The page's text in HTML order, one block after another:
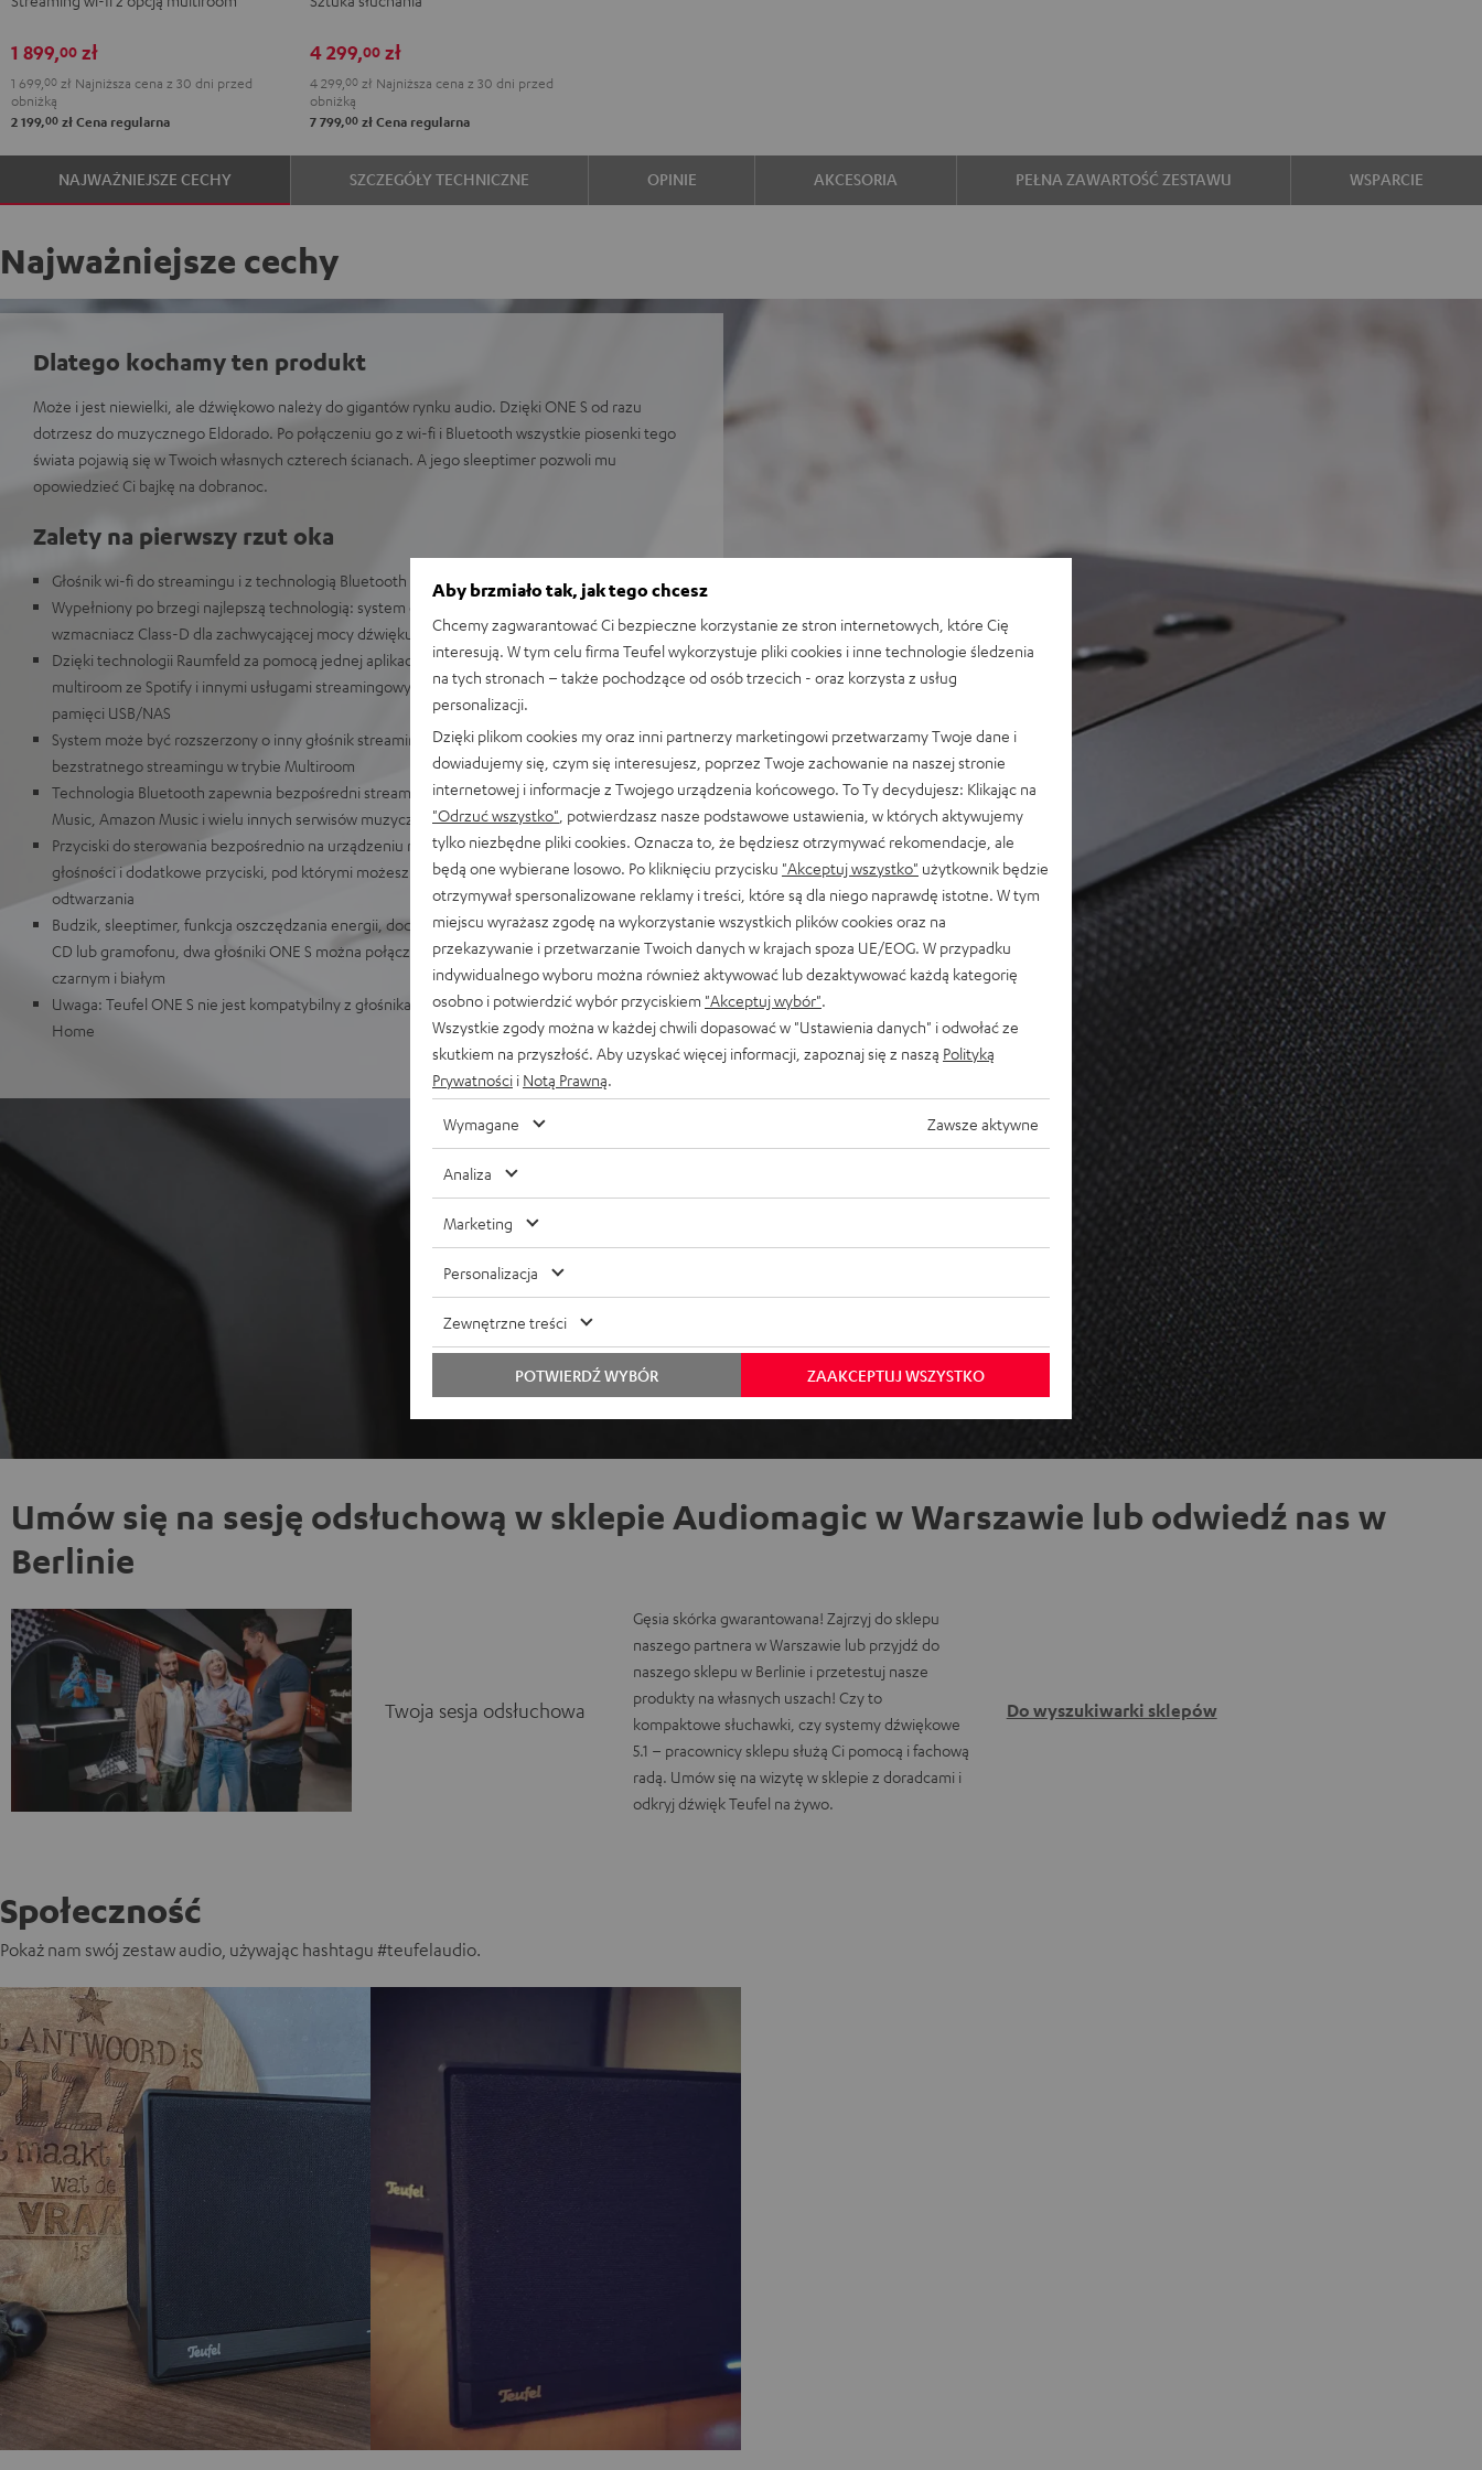
BlackWhite
1 899,00 zł
1 699, 00 zł Najniższa cena z 30 dni przed
obniżką
2 199,00 zł Cena regularna
BlackWhite
4 299,00zł
4 299, 00zł Najniższa cena z 30 dni przed
obniżką
7 799,00złCena regularna
NAJWAŻNIEJSZE CECHY SZCZEGÓŁY TECHNICZNE OPINIE AKCESORIA PEŁNA ZAWARTOŚĆ ZESTAWU WSPARCIE
Najważniejsze cechy
Dlatego kochamy ten produkt
Może i jest niewielki, ale dźwiękowo należy do gigantów rynku audio. Dzięki ONE S od razu
dotrzesz do muzycznego Eldorado. Po połączeniu go z wi-fi i Bluetooth wszystkie piosenki tego
świata pojawią się w Twoich własnych czterech ścianach. A jego sleeptimer pozwoli mu
opowiedzieć Ci bajkę na dobranoc.
Zalety na pierwszy rzut oka
Głośnik wi-fi do streamingu i z technologią Bluetooth
Wypełniony po brzegi najlepszą technologią: system dwudrożny, pasywne membrany basowe,
wzmacniacz Class-D dla zachwycającej mocy dźwięku
Dzięki technologii Raumfeld za pomocą jednej aplikacji sterujesz streamingiem wi-fii trybem
multiroom ze Spotify i innymi usługami streamingowymi, radiem internetowym i muzyką z
pamięci USB/NAS
System może być rozszerzony o inny głośnik streamingowy lub głośnik Raumfeld dla uzyskania
bezstratnego streamingu w trybie Multiroom
Technologia Bluetooth zapewnia bezpośredni streaming muzyki z takich usług jak Apple
Music, Amazon Music i wielu innych serwisów muzycznych
Przyciski do sterowania bezpośrednio na urządzeniu m.in. play/pauza, przewiń, poziom
głośności i dodatkowe przyciski, pod którymi możesz zapisać dobrowolne stacje radiowe i listy
odtwarzania
Budzik, sleeptimer, funkcja oszczędzania energii, dodatkowe wejście Line-In dla odtwarzacza
CD lub gramofonu, dwa głośniki ONE S można połączyć w parę stereo, dostępny w kolorze
czarnym i białym
Uwaga: Teufel ONE S nie jest kompatybilny z głośnikami z serii Teufel Home ani aplikacją Teufel
Home
Umów się na sesję odsłuchową w sklepie Audiomagic w Warszawie lub odwiedź nas w
Berlinie
Twoja sesja odsłuchowa
Gęsia skórka gwarantowana! Zajrzyj do sklepu
naszego partnera w Warszawie lub przyjdź do
naszego sklepu w Berlinie i przetestuj nasze
produkty na własnych uszach! Czy to
kompaktowe słuchawki, czy systemy dźwiękowe
5.1 – pracownicy sklepu służą Ci pomocą i fachową
radą. Umów się na wizytę w sklepie z doradcami i
odkryj dźwięk Teufel na żywo.
Do wyszukiwarki sklepów
Społeczność
Pokaż nam swój zestaw audio, używając hashtagu #teufelaudio.
Aby brzmiało tak, jak tego chcesz
Chcemy zagwarantować Ci bezpieczne korzystanie ze stron internetowych, które Cię
interesują. W tym celu firma Teufel wykorzystuje pliki cookies i inne technologie śledzenia
na tych stronach – także pochodzące od osób trzecich - oraz korzysta z usług
personalizacji.
Dzięki plikom cookies my oraz inni partnerzy marketingowi przetwarzamy Twoje dane i
dowiadujemy się, czym się interesujesz, poprzez Twoje zachowanie na naszej stronie
internetowej i informacje z Twojego urządzenia końcowego. To Ty decydujesz: Klikając na
"Odrzuć wszystko" , potwierdzasz nasze podstawowe ustawienia, w których aktywujemy
tylko niezbędne pliki cookies. Oznacza to, że będziesz otrzymywać rekomendacje, ale
będą one wybierane losowo. Po kliknięciu przycisku "Akceptuj wszystko" użytkownik będzie
otrzymywał spersonalizowane reklamy i treści, które są dla niego naprawdę istotne. W tym
miejscu wyrażasz zgodę na wykorzystanie wszystkich plików cookies oraz na
przekazywanie i przetwarzanie Twoich danych w krajach spoza UE/EOG. W przypadku
indywidualnego wyboru można również aktywować lub dezaktywować każdą kategorię
osobno i potwierdzić wybór przyciskiem "Akceptuj wybór"
Wszystkie zgody można w każdej chwili dopasować w "Ustawienia danych" i odwołać ze
skutkiem na przyszłość. Aby uzyskać więcej informacji, zapoznaj się z naszą Polityką
Prywatności i Notą Prawną
Wymagane Zawsze aktywne
Analiza
Marketing
Personalizacja
Zewnętrzne treści
ZAAKCEPTUJ WSZYSTKO
POTWIERDŹ WYBÓR